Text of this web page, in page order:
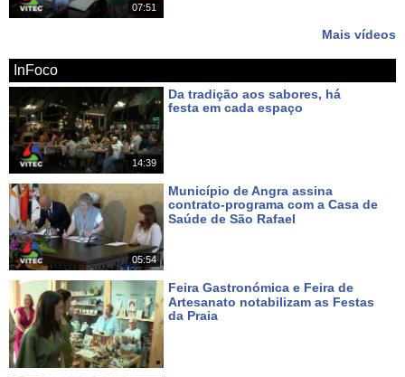
07:51
Mais vídeos
InFoco
14:39
Da tradição aos sabores, há
festa em cada espaço
05:54
Município de Angra assina
contrato-programa com a Casa de
Saúde de São Rafael
Feira Gastronómica e Feira de
Artesanato notabilizam as Festas
da Praia